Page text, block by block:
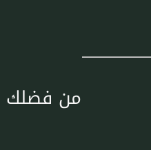
من فضلك